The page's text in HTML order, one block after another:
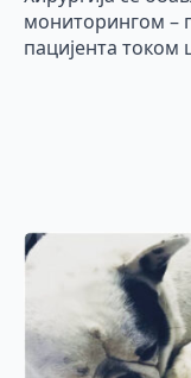
мониторингом –
пацијента током